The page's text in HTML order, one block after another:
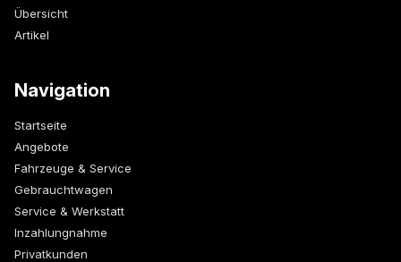
Übersicht
Artikel
Navigation
Startseite
Angebote
Fahrzeuge & Service
Gebrauchtwagen
Service & Werkstatt
Inzahlungnahme
Privatkunden